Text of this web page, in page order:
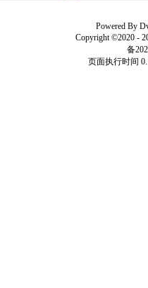
Powered By
Copyright ©2020 -
备
页面执行时间